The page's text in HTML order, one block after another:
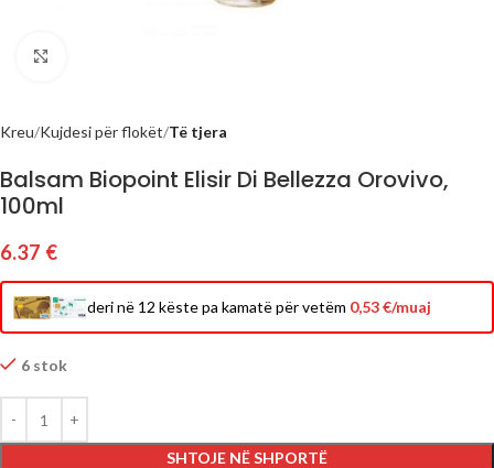
Kreu Kujdesi për flokët Të tjera
Balsam Biopoint Elisir Di Bellezza Orovivo,
100ml
6.37 €
deri në 12 këste pa kamatë për vetëm 0,53 €/muaj
6 stok
SHTOJE NË SHPORTË